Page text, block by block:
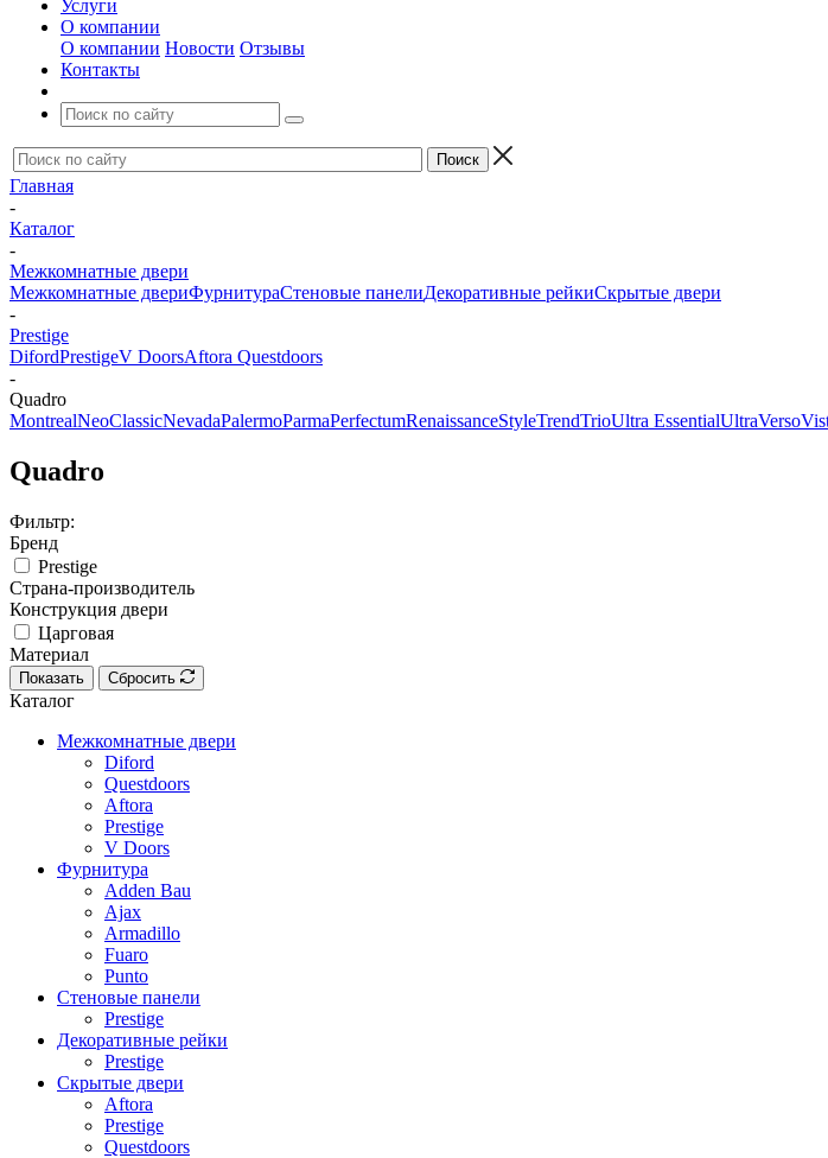
Услуги
О компании
О компании Новости Отзывы
Контакты
Главная
-
Каталог
-
Межкомнатные двери
Межкомнатные двериФурнитураСтеновые панелиДекоративные рейкиСкрытые двери
-
Prestige
DifordPrestigeV DoorsAftora Questdoors
-
Quadro
MontrealNeoClassicNevadaPalermoParmaPerfectumRenaissanceStyleTrendTrioUltra EssentialUltraVerso
Quadro
Фильтр:
Бренд
Prestige
Страна-производитель
Конструкция двери
Царговая
Материал
Показать Сбросить
Каталог
Межкомнатные двери
Diford
Questdoors
Aftora
Prestige
V Doors
Фурнитура
Adden Bau
Ajax
Armadillo
Fuaro
Punto
Стеновые панели
Prestige
Декоративные рейки
Prestige
Скрытые двери
Aftora
Prestige
Questdoors